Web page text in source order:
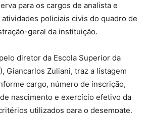
para os cargos de analista e
policiais civis do quadro de
geral da instituição.
diretor da Escola Superior da
Giancarlos Zuliani, traz a listagem
cargo, número de inscrição,
nascimento e exercício efetivo da
utilizados para o desempate,